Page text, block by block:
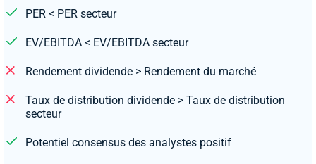
PER < PER secteur
EV/EBITDA < EV/EBITDA secteur
Rendement dividende > Rendement du marché
Taux de distribution dividende > Taux de distribution
secteur
Potentiel consensus des analystes positif